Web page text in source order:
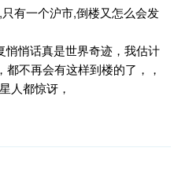
有一个沪市,倒楼又怎么会发
悄悄话真是世界奇迹，我估计
都不再会有这样到楼的了，，
人都惊讶，